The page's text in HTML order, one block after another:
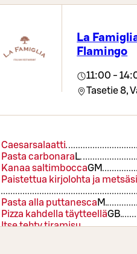
La
Flamingo
11:00 -
Tasetie 8,
Caesarsalaatti
Pasta carbonara L
Kanaa saltimboccaGM
Paistettua kirjolohta ja
Pasta alla puttanesca M
Pizza kahdella täytteelläGB
Itse tehty tiramisu